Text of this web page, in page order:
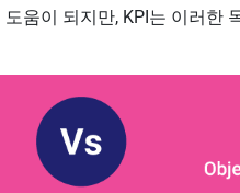
움이 되지만, KPI는 이러한